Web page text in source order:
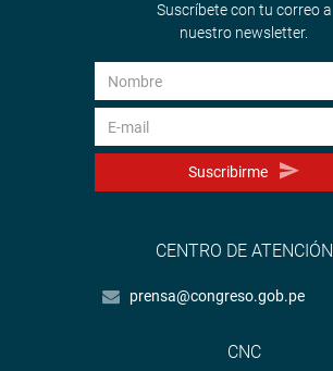
Suscríbete con tu correo a
nuestro newsletter.
Suscribirme
CENTRO DE ATENCIÓN
prensa@congreso.gob.pe
CNC